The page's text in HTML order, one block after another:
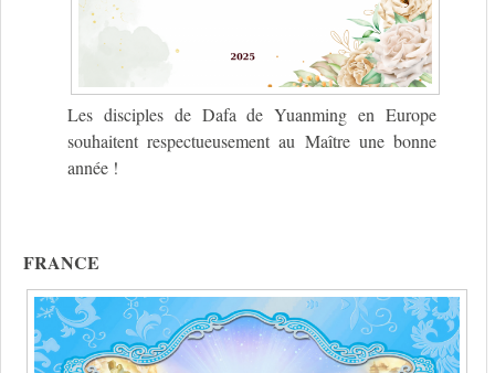
Les disciples de Dafa de Yuanming en Europe
souhaitent respectueusement au Maître une bonne
année !
FRANCE